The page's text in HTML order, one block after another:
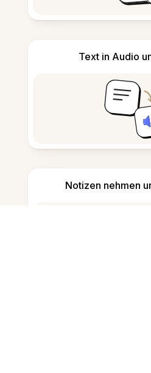
Text in Audio
Notizen nehmen